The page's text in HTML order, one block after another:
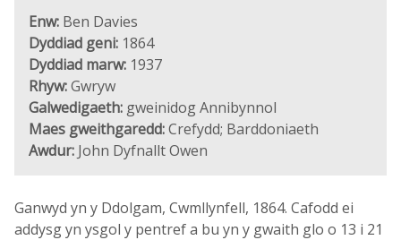
Enw: Ben Davies
Dyddiad geni: 1864
Dyddiad marw: 1937
Rhyw:Gwryw
Galwedigaeth: gweinidog Annibynnol
Maes gweithgaredd:Crefydd; Barddoniaeth
Awdur: John Dyfnallt Owen
Ganwyd yn y Ddolgam, Cwmllynfell, 1864. Cafodd ei
addysg yn ysgol y pentref a bu yn y gwaith glo o 13 i 21